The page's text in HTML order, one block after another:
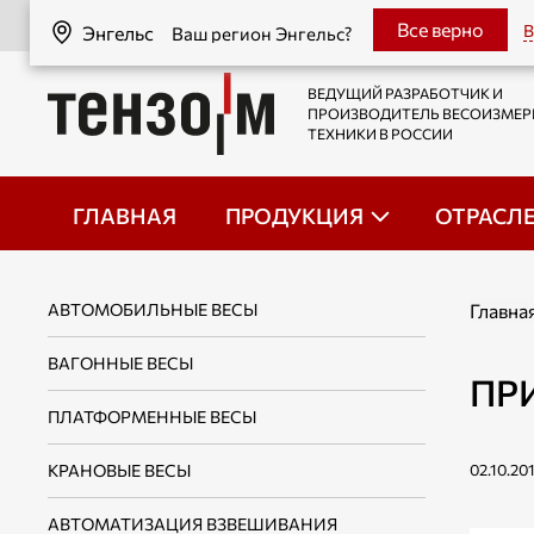
Энгельс Ваш регион Энгельс?
Энгельс Все верно
ВЕДУЩИЙ РАЗРАБОТЧИК И
ПРОИЗВОДИТЕЛЬ
ТЕХНИКИ В РОССИИ
ГЛАВНАЯ ПРОДУКЦИЯ
АВТОМОБИЛЬНЫЕ ВЕСЫ
ВАГОННЫЕ ВЕСЫ
ПЛАТФОРМЕННЫЕ ВЕСЫ
КРАНОВЫЕ ВЕСЫ
АВТОМАТИЗАЦИЯ ВЗВЕШИВАНИЯ